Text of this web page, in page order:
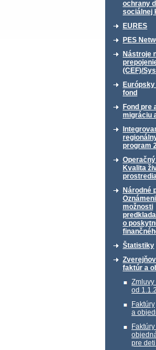
ochrany
sociálnej
EURES
PES
Nástroje
(CEF)/
fond
Fond pre
migráciu
program
Kvalita
Národné
možnosti
o
Štatistiky
faktúr a
Zmluvy
od
Faktúry
a
pre